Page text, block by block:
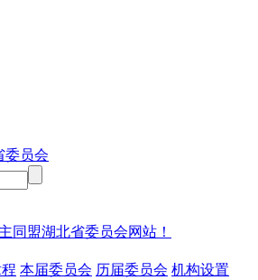
同盟湖北省委员会网站！
本届委员会 历届委员会 机构设置